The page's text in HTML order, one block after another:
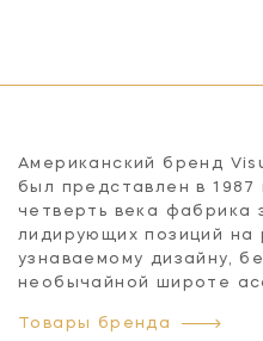
Американский бренд
был представлен в
четверть века фабрика
лидирующих позиций на
узнаваемому дизайну,
необычайной широте
Товары бренда